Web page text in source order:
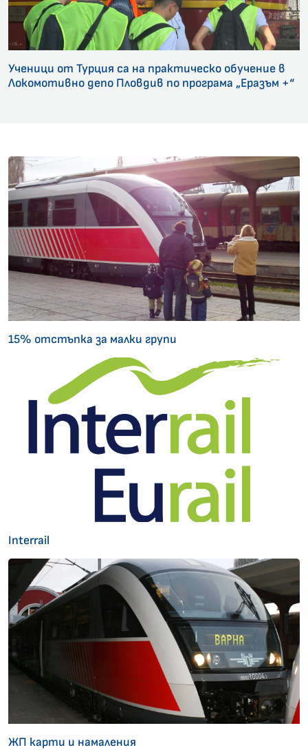
Ученици от Турция са на практическо обучение в
Локомотивно депо Пловдив по програма „Еразъм +“
15% отстъпка за малки групи
Interrail
ЖП карти и намаления